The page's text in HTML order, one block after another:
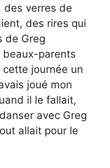
des verres de
des rires qui
de Greg
beaux-parents
journée un
joué mon
il le fallait,
avec Greg
allait pour le